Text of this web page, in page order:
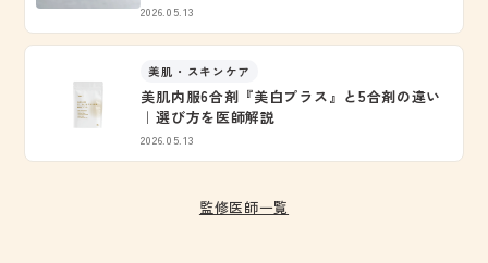
2026.05.13
美肌・スキンケア
美肌内服6合剤『美白プラス』と5合剤の違い
｜選び方を医師解説
2026.05.13
監修医師一覧